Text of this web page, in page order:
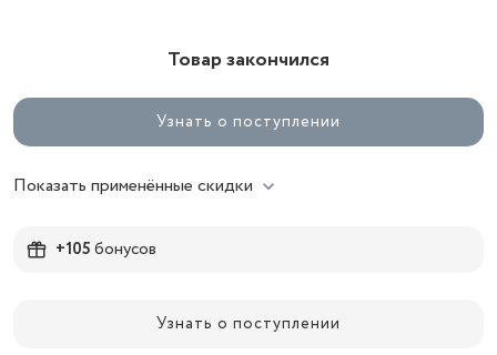
Товар закончился
Узнать о поступлении
Показать применённые скидки
+105бонусов
Узнать о поступлении